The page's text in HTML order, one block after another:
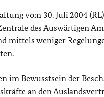
vom 30. Juli 2004
des Auswärtigen
mittels weniger
im Bewusstsein der
an den